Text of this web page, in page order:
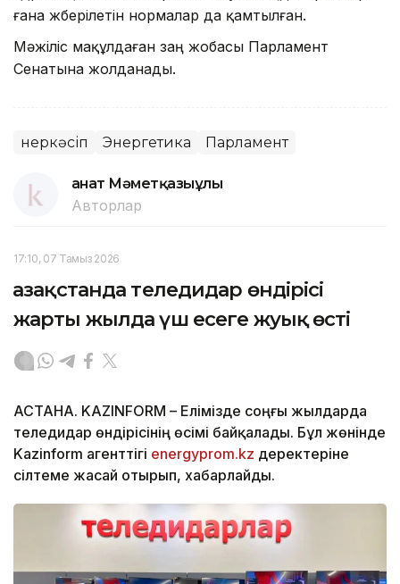
ғана жберілетін нормалар да қамтылған.
Мәжіліс мақұлдаған заң жобасы Парламент
Сенатына жолданады.
Өнеркәсіп Энергетика Парламент
Қанат Мәметқазыұлы
Авторлар
17:10, 07 Тамыз 2026
Қазақстанда теледидар өндірісі
жарты жылда үш есеге жуық өсті
АСТАНА. KAZINFORM – Елімізде соңғы жылдарда
теледидар өндірісінің өсімі байқалады. Бұл жөнінде
Kazinform агенттігі energyprom.kz деректеріне
сілтеме жасай отырып, хабарлайды.